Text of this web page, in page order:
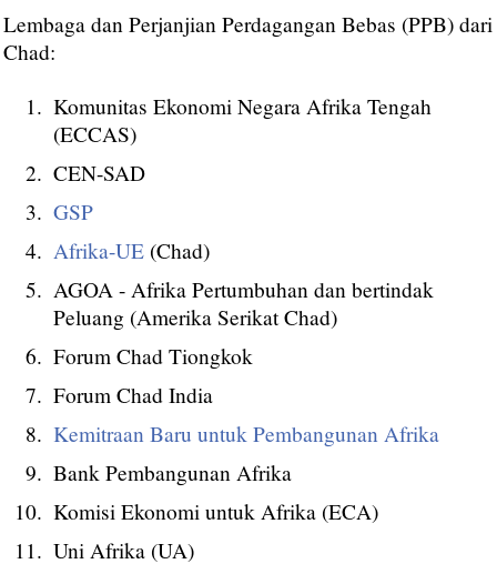
Lembaga dan Perjanjian Perdagangan Bebas (PPB) dari
Chad:
Komunitas Ekonomi Negara Afrika Tengah
(ECCAS)
CEN-SAD
GSP
Afrika-UE (Chad)
AGOA - Afrika Pertumbuhan dan bertindak
Peluang (Amerika Serikat Chad)
Forum Chad Tiongkok
Forum Chad India
Kemitraan Baru untuk Pembangunan Afrika
Bank Pembangunan Afrika
Komisi Ekonomi untuk Afrika (ECA)
Uni Afrika (UA)